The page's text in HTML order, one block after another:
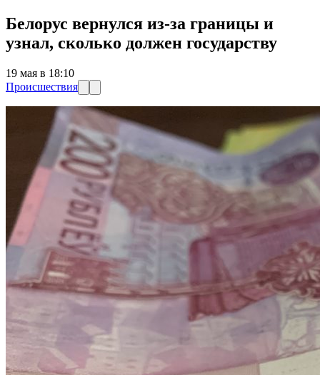
Белорус вернулся из-за границы и
узнал, сколько должен государству
19 мая в 18:10
Происшествия